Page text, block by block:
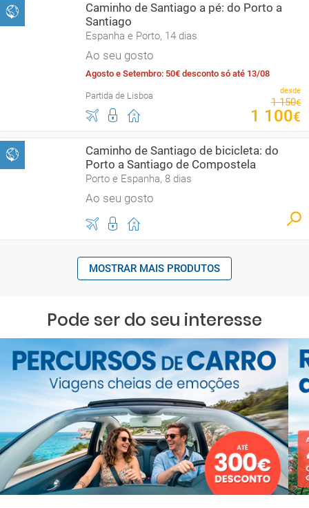
Caminho de Santiago a pé: do Porto a
Santiago
Espanha e Porto, 14 dias
Ao seu gosto
Agosto e Setembro: 50€ desconto só até 13/08
Partida de Lisboa desde
1 150€
1 100€
Caminho de Santiago de bicicleta: do
Porto a Santiago de Compostela
Porto e Espanha, 8 dias
Ao seu gosto
MOSTRAR MAIS PRODUTOS
Pode ser do seu interesse